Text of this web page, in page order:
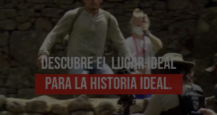
Encuentra más de lo que
buscas.
Escribe tu historia en
Perú.